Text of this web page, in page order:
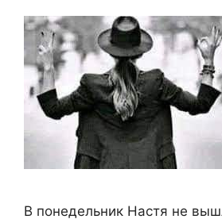
В понедельник Настя не